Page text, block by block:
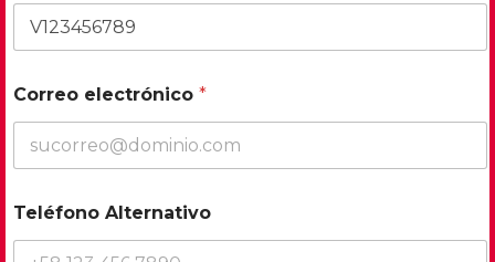
Correo electrónico *
Teléfono Alternativo